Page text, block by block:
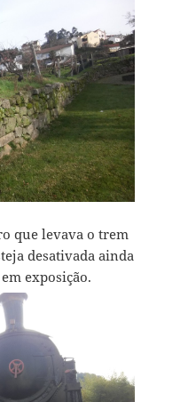
que levava o trem
desativada ainda
exposição.